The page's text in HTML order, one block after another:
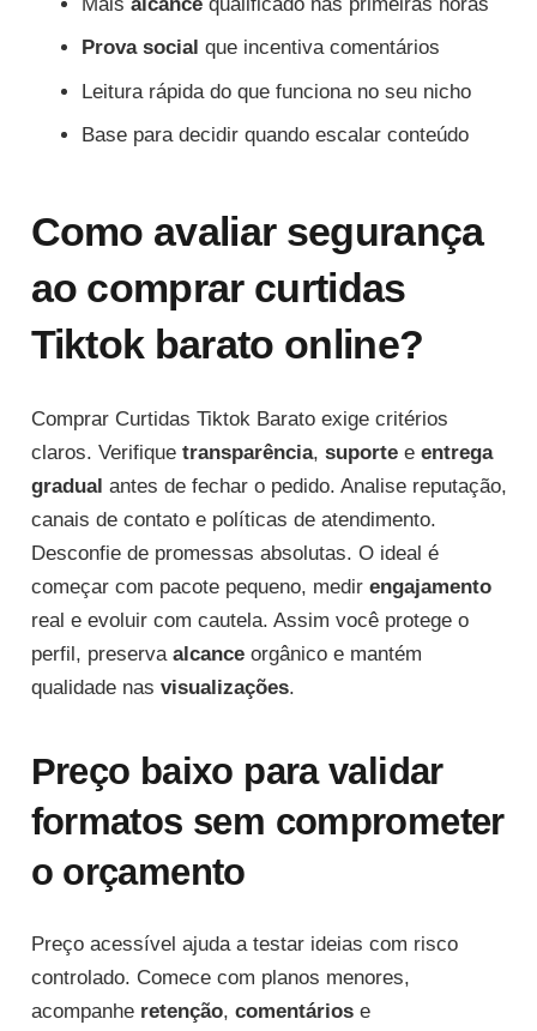
Prova social que incentiva comentários
Leitura rápida do que funciona no seu nicho
Base para decidir quando escalar conteúdo
Como avaliar segurança
ao comprar curtidas
Tiktok barato online?
Comprar Curtidas Tiktok Barato exige critérios
claros. Verifique transparência, suportee entrega
gradual antes de fechar o pedido. Analise reputação,
canais de contato e políticas de atendimento.
Desconfie de promessas absolutas. O ideal é
começar com pacote pequeno, medir engajamento
real e evoluir com cautela. Assim você protege o
perfil, preserva alcanceorgânico e mantém
qualidade nas visualizações.
Preço baixo para validar
formatos sem comprometer
o orçamento
Preço acessível ajuda a testar ideias com risco
controlado. Comece com planos menores,
acompanhe retenção, comentáriose